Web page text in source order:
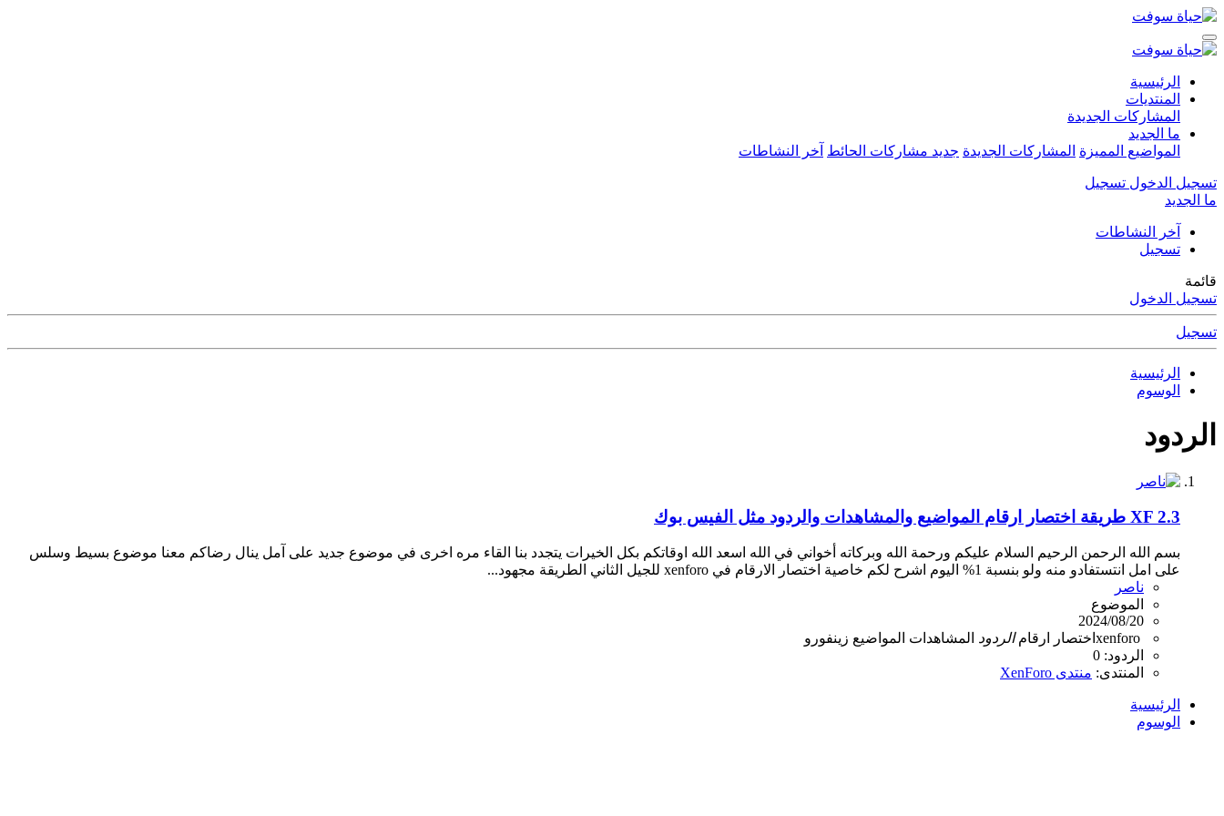
الرئيسية
المنتديات
المشاركات الجديدة
ما الجديد
المواضيع المميزة المشاركات الجديدة جديد مشاركات الحائط آخر النشاطات
تسجيل الدخول تسجيل
ما الجديد
آخر النشاطات
تسجيل
قائمة
تسجيل الدخول
تسجيل
الرئيسية
الوسوم
الردود
XF 2.3 طريقة اختصار ارقام المواضيع والمشاهدات والردود مثل الفيس بوك
بسم الله الرحمن الرحيم السلام عليكم ورحمة الله وبركاته أخواني في الله اسعد الله اوقاتكم بكل الخيرات يتجدد بنا القاء مره اخرى في موضوع جديد على آمل ينال رضاكم معنا موضوع بسيط وسلس
على امل انتستفادو منه ولو بنسبة 1% اليوم اشرح لكم خاصية اختصار الارقام في xenforo للجيل الثاني الطريقة مجهود...
ناصر
الموضوع
2024/08/20
xenforo اختصار ارقامالردود المشاهدات المواضيع زينفورو
الردود: 0
المنتدى: منتدى XenForo
الرئيسية
الوسوم